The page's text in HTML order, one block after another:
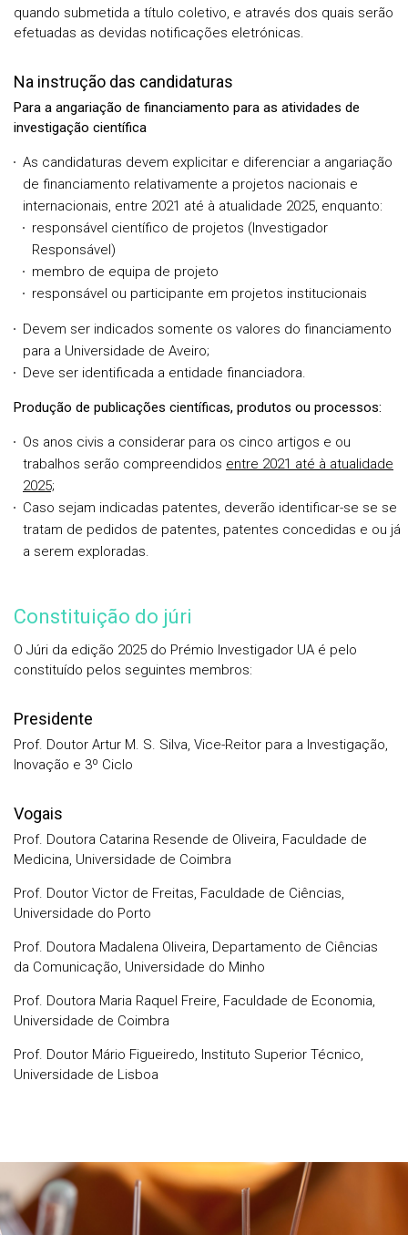
quando submetida a título coletivo, e através dos quais serão
efetuadas as devidas notificações eletrónicas.
Na instrução das candidaturas
Para a angariação de financiamento para as atividades de
investigação científica
As candidaturas devem explicitar e diferenciar a angariação
de financiamento relativamente a projetos nacionais e
internacionais, entre 2021 até à atualidade 2025, enquanto:
responsável científico de projetos (Investigador
Responsável)
membro de equipa de projeto
responsável ou participante em projetos institucionais
Devem ser indicados somente os valores do financiamento
para a Universidade de Aveiro;
Deve ser identificada a entidade financiadora.
Produção de publicações científicas, produtos ou processos:
Os anos civis a considerar para os cinco artigos e ou
trabalhos serão compreendidos entre 2021 até à atualidade
2025;
Caso sejam indicadas patentes, deverão identificar-se se se
tratam de pedidos de patentes, patentes concedidas e ou já
a serem exploradas.
Constituição do júri
O Júri da edição 2025 do Prémio Investigador UA é pelo
constituído pelos seguintes membros:
Presidente
Prof. Doutor Artur M. S. Silva, Vice-Reitor para a Investigação,
Inovação e 3º Ciclo
Vogais
Prof. Doutora Catarina Resende de Oliveira, Faculdade de
Medicina, Universidade de Coimbra
Prof. Doutor Victor de Freitas, Faculdade de Ciências,
Universidade do Porto
Prof. Doutora Madalena Oliveira, Departamento de Ciências
da Comunicação, Universidade do Minho
Prof. Doutora Maria Raquel Freire, Faculdade de Economia,
Universidade de Coimbra
Prof. Doutor Mário Figueiredo, Instituto Superior Técnico,
Universidade de Lisboa